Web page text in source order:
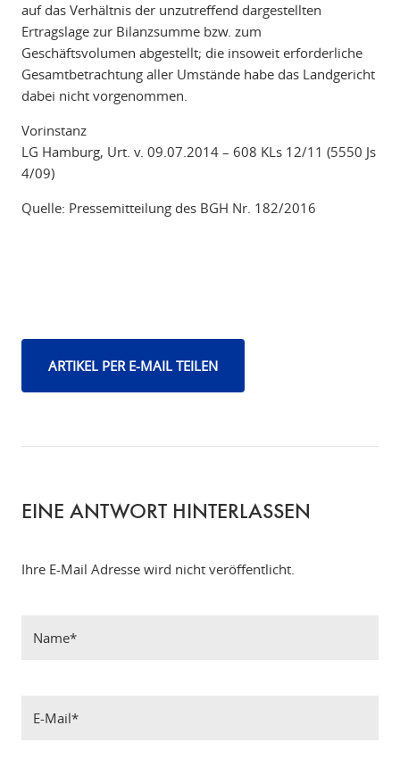
auf das Verhältnis der unzutreffend dargestellten
Ertragslage zur Bilanzsumme bzw. zum
Geschäftsvolumen abgestellt; die insoweit erforderliche
Gesamtbetrachtung aller Umstände habe das Landgericht
dabei nicht vorgenommen.
Vorinstanz
LG Hamburg, Urt. v. 09.07.2014 – 608 KLs 12/11 (5550 Js
4/09)
Quelle: Pressemitteilung des BGH Nr. 182/2016
ARTIKEL PER E-MAIL TEILEN
EINE ANTWORT HINTERLASSEN
Ihre E-Mail Adresse wird nicht veröffentlicht.